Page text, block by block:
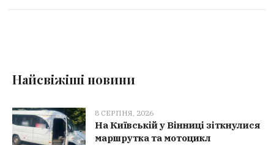
Найсвіжіші новини
8 СЕРПНЯ, 2026
На Київській у Вінниці зіткнулися
маршрутка та мотоцикл